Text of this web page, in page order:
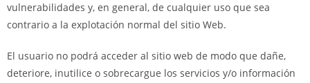
vulnerabilidades y, en general, de cualquier uso que sea
contrario a la explotación normal del sitio Web.
El usuario no podrá acceder al sitio web de modo que dañe,
deteriore, inutilice o sobrecargue los servicios y/o información